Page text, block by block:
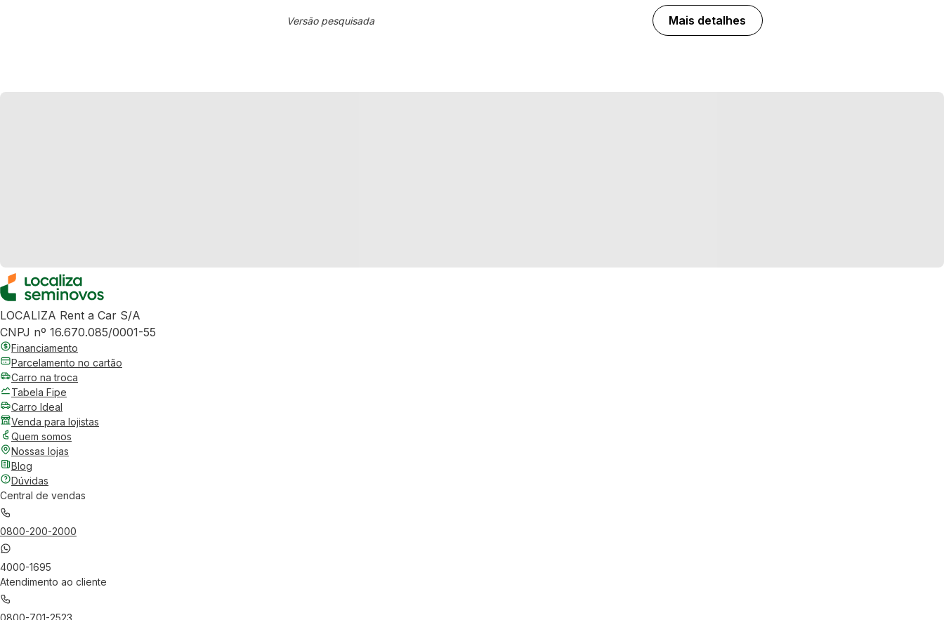
Versão pesquisada Mais detalhes
LOCALIZA Rent a Car S/A
CNPJ nº 16.670.085/0001-55
Financiamento
Parcelamento no cartão
Carro na troca
Tabela Fipe
Carro Ideal
Venda para lojistas
Quem somos
Nossas lojas
Blog
Dúvidas
Central de vendas
0800-200-2000
4000-1695
Atendimento ao cliente
0800-701-2523